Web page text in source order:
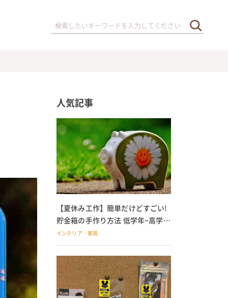
人気記事
【夏休み工作】簡単だけどすごい!
貯金箱の手作り方法 低学年~高学年
の子どもにも
インテリア・家具